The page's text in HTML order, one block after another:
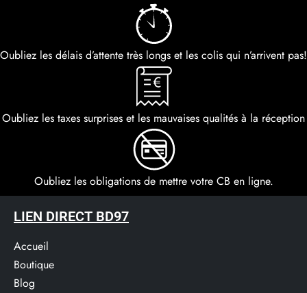
Oubliez les délais d’attente très longs et les colis qui n’arrivent pas!
Oubliez les taxes surprises et les mauvaises qualités à la réception
Oubliez les obligations de mettre votre CB en ligne.
LIEN DIRECT BD97
Accueil
Boutique
Blog